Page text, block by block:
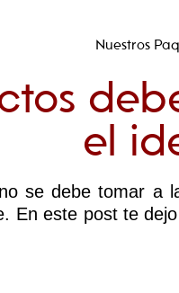
Nuestros
el
se debe tomar a
En este post te